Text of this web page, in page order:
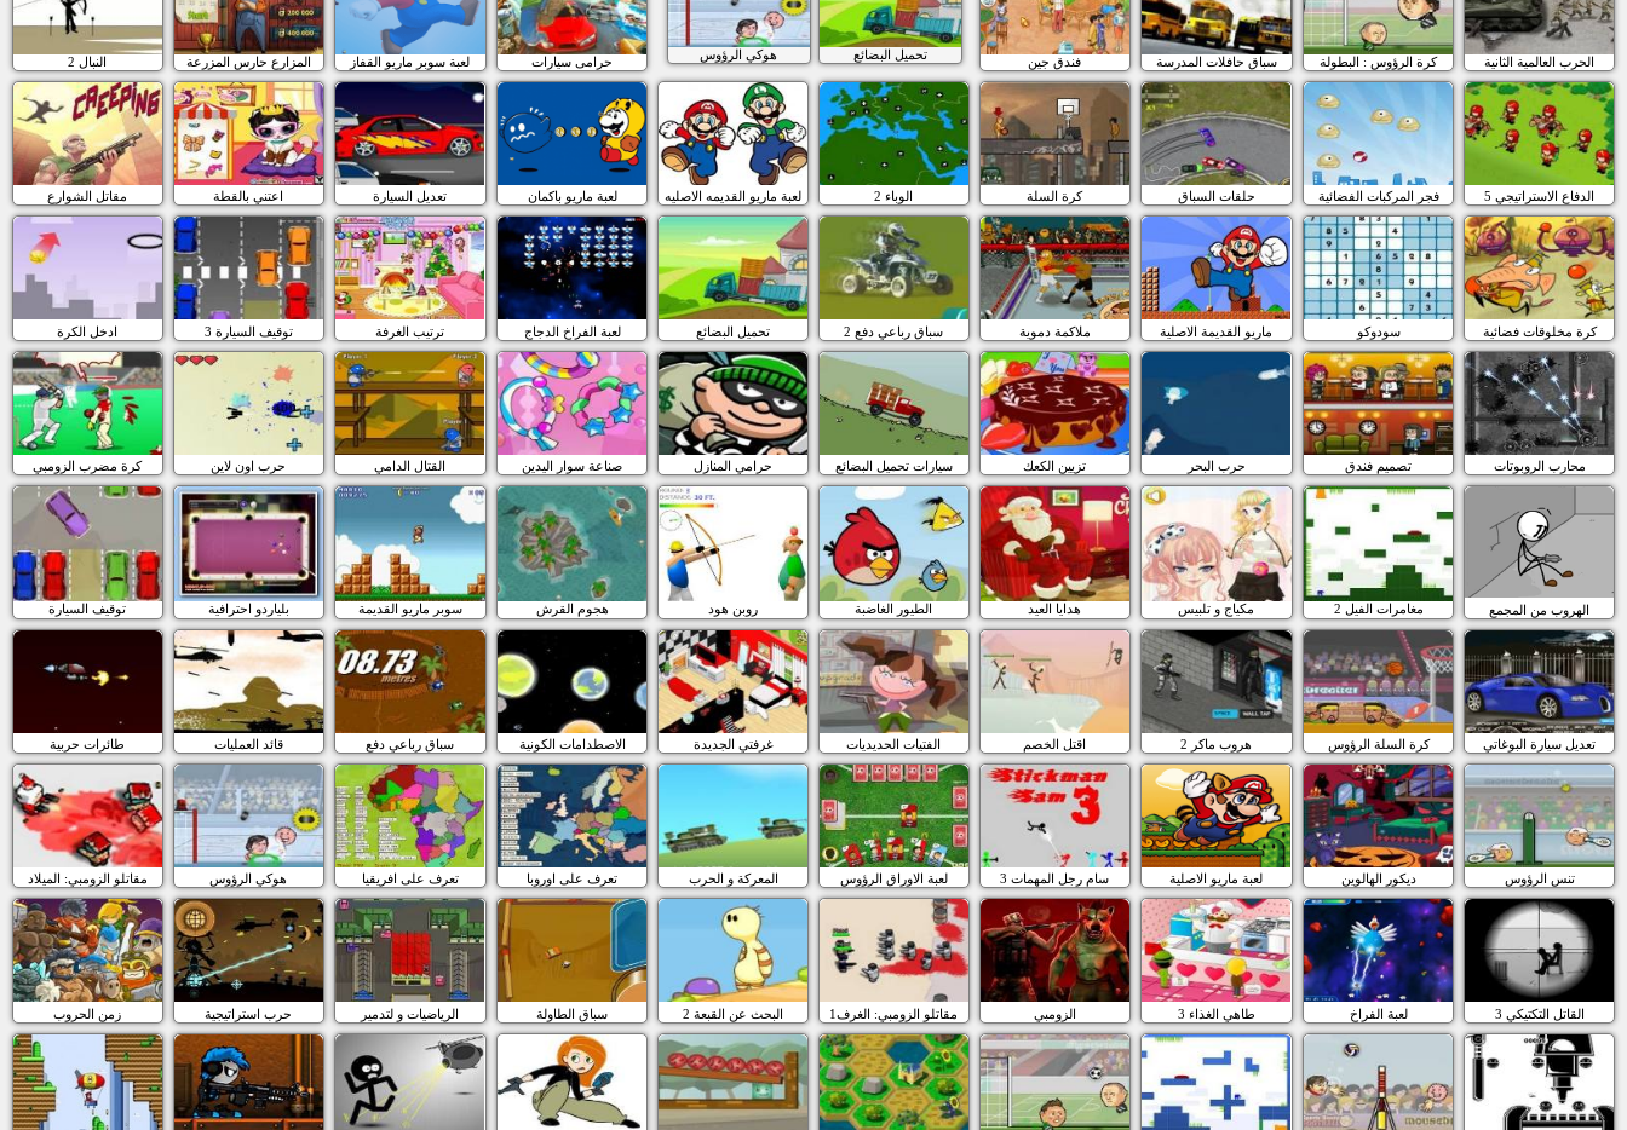
النبال 2 المزارع حارس المزرعة لعبة سوبر ماريو القفاز حرامى سيارات هوكي الرؤوس تحميل البضائع فندق جين سباق حافلات المدرسة كرة الرؤوس : البطولة الحرب العالمية الثانية
مقاتل الشوارع اعتني بالقطة تعديل السيارة لعبة ماريو باكمان لعبة ماريو القديمه الاصليه الوباء 2 كرة السلة حلقات السباق فجر المركبات الفضائية الدفاع الاستراتيجي 5
ادخل الكرة 3 توقيف السيارة ترتيب الغرفة لعبة الفراخ الدجاج تحميل البضائع سباق رباعي دفع 2 ملاكمة دموية ماريو القديمة الاصلية سودوكو كرة مخلوقات فضائية
كرة مضرب الزومبي حرب اون لاين القتال الدامي صناعة سوار اليدين حرامي المنازل سيارات تحميل البضائع تزيين الكعك حرب البحر تصميم فندق محارب الروبوتات
توقيف السيارة بلياردو احترافية سوبر ماريو القديمة هجوم القرش روبن هود الطيور الغاضبة هدايا العيد مكياج و تلبيس مغامرات الفيل 2 الهروب من المجمع
طائرات حربية قائد العمليات سباق رباعي دفع الاصطدامات الكونية غرفتي الجديدة الفتيات الحديديات اقتل الخصم هروب ماكر 2 كرة السلة الرؤوس تعديل سيارة البوغاتي
مقاتلو الزومبي: الميلاد هوكي الرؤوس تعرف على افريقيا تعرف على اوروبا المعركة و الحرب لعبة الاوراق الرؤوس سام رجل المهمات 3 لعبة ماريو الاصلية ديكور الهالوين تنس الرؤوس
زمن الحروب حرب استراتيجية الرياضيات و لتدمير سباق الطاولة البحث عن القبعة 2 مقاتلو الزومبي: الغرف1 الزومبي طاهي الغذاء 3 لعبة الفراخ القاتل التكتيكي 3